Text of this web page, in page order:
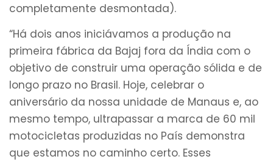
completamente desmontada).
“Há dois anos iniciávamos a produção na
primeira fábrica da Bajaj fora da Índia com o
objetivo de construir uma operação sólida e de
longo prazo no Brasil. Hoje, celebrar o
aniversário da nossa unidade de Manaus e, ao
mesmo tempo, ultrapassar a marca de 60 mil
motocicletas produzidas no País demonstra
que estamos no caminho certo. Esses